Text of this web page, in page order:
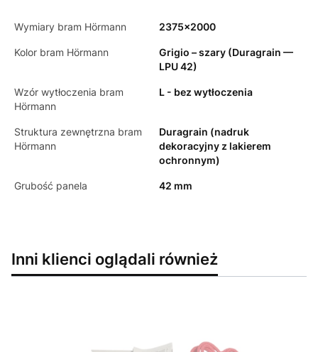
Wymiary bram Hörmann 2375x2000
Kolor bram Hörmann
Grigio – szary (Duragrain —
LPU 42)
Wzór wytłoczenia bram
Hörmann
L - bez wytłoczenia
Struktura zewnętrzna bram
Hörmann
Duragrain (nadruk
dekoracyjny z lakierem
ochronnym)
Grubość panela 42 mm
Inni klienci oglądali również